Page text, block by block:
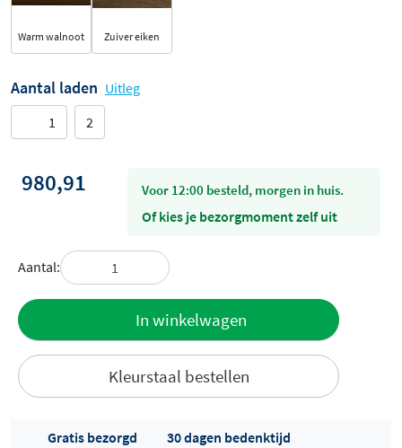
Warm walnoot Zuiver eiken
Aantal laden Uitleg
1
2
980,91 voor 12:00 besteld, morgen in huis.
Of kies je bezorgmoment zelf uit
Aantal:
In winkelwagen
Kleurstaal bestellen
Gratis bezorgd
30 dagen bedenktijd